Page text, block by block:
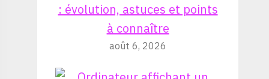
: évolution, astuces et points
à connaître
août 6, 2026